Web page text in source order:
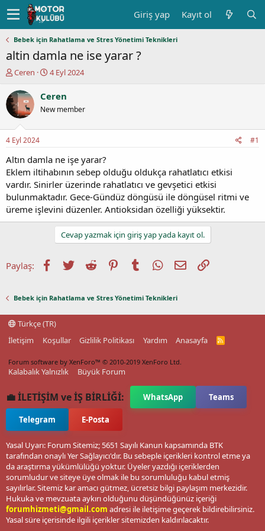
Giriş yap Kayıt ol
Bebek için Rahatlama ve Stres Yönetimi Teknikleri
altin damla ne ise yarar ?
K
n
u
y
b
a
ş
a
t
a
n
Ceren
B
ş
a
ç
a
r
i
h
i
4 Eyl 2024
Ceren
New member
4 Eyl 2024 #1
Altın damla ne işe yarar?
Eklem iltihabının sebep olduğu oldukça rahatlatıcı etkisi
vardır. Sinirler üzerinde rahatlatıcı ve gevşetici etkisi
bulunmaktadır. Gece-Gündüz döngüsü ile döngüsel ritmi ve
üreme işlevini düzenler. Antioksidan özelliği yüksektir.
Cevap yazmak için giriş yap yada kayıt ol.
Paylaş: Facebook
TwitterReddit PinterestTumblrWhatsApp
E-postaLink
Bebek için Rahatlama ve Stres Yönetimi Teknikleri
Türkçe (TR)
İletişim
Koşullar Gizlilik Politikası Yardım Anasayfa
R
Forum software by XenForo™ © 2010-2019 XenForo Ltd.
Kalabalık Yalnızlık Büyük Forum
💼 İLETİŞİM ve İŞ BİRLİĞİ: WhatsApp Teams
Telegram E-Posta
Yasal Uyarı: Forum Sitemiz; 5651 Sayılı Kanun kapsamında BTK
tarafından onaylı Yer Sağlayıcı'dır. Bu sebeple içerikleri kontrol etme ya
da araştırma yükümlülüğü yoktur. Üyeler yazdığı içeriklerden
sorumludur ve siteye üye olmak ile bu sorumluluğu kabul etmiş
sayılırlar. Sitemiz kar amacı gütmez, ücretsiz bilgi paylaşım merkezidir.
Hukuka ve mevzuata aykırı olduğunu düşündüğünüz içeriği
forumhizmeti@gmail.com adresi ile iletişime geçerek bildirebilirsiniz.
Yasal süre içerisinde ilgili içerikler sitemizden kaldırılacaktır.